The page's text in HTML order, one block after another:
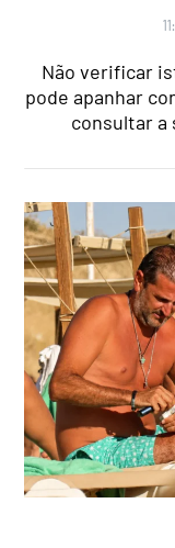
Não verificar
pode apanhar
consultar a